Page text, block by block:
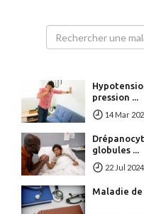
pression ...
14 Mar
globules ...
22 Jul 2024